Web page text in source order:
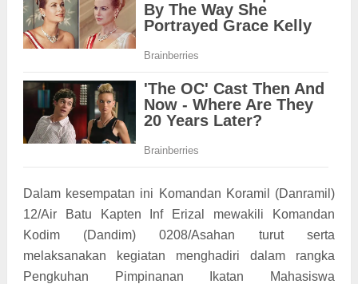
Dalam kesempatan ini Komandan Koramil (Danramil)
12/Air Batu Kapten Inf Erizal mewakili Komandan
Kodim (Dandim) 0208/Asahan turut serta
melaksanakan kegiatan menghadiri dalam rangka
Pengkuhan Pimpinanan Ikatan Mahasiswa